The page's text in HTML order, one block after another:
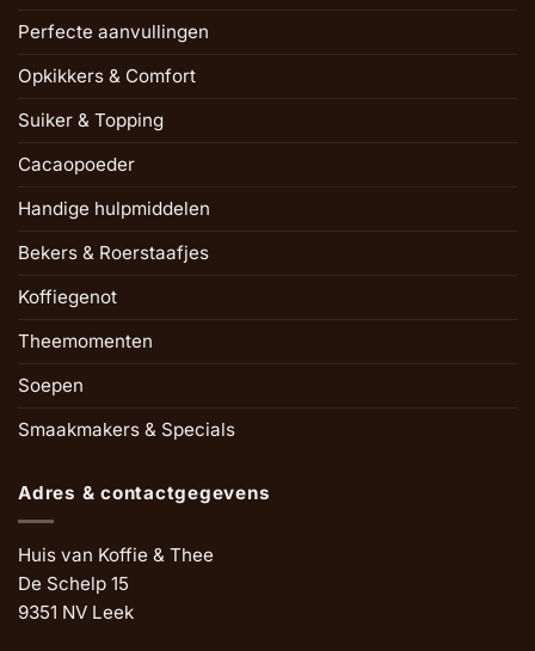
Perfecte aanvullingen
Opkikkers & Comfort
Suiker & Topping
Cacaopoeder
Handige hulpmiddelen
Bekers & Roerstaafjes
Koffiegenot
Theemomenten
Soepen
Smaakmakers & Specials
Adres & contactgegevens
Huis van Koffie & Thee
De Schelp 15
9351 NV Leek